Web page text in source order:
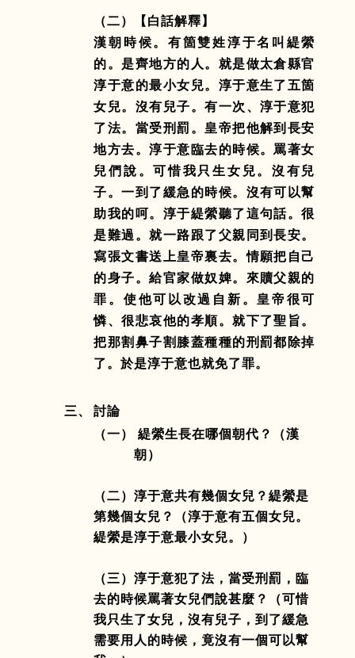
（二）【白話解釋】
漢朝時候。有箇雙姓淳于名叫緹縈
的。是齊地方的人。就是做太倉縣官
淳于意的最小女兒。淳于意生了五箇
女兒。沒有兒子。有一次、淳于意犯
了法。當受刑罰。皇帝把他解到長安
地方去。淳于意臨去的時候。罵著女
兒們說。可惜我只生女兒。沒有兒
子。一到了緩急的時候。沒有可以幫
助我的呵。淳于緹縈聽了這句話。很
是難過。就一路跟了父親同到長安。
寫張文書送上皇帝裏去。情願把自己
的身子。給官家做奴婢。來贖父親的
罪。使他可以改過自新。皇帝很可
憐、很悲哀他的孝順。就下了聖旨。
把那割鼻子割膝蓋種種的刑罰都除掉
了。於是淳于意也就免了罪。
三、
討論
（一）緹縈生長在哪個朝代？（漢
朝）
（二）淳于意共有幾個女兒？緹縈是
第幾個女兒？（淳于意有五個女兒。
緹縈是淳于意最小女兒。）
（三）淳于意犯了法，當受刑罰，臨
去的時候罵著女兒們說甚麼？（可惜
我只生了女兒，沒有兒子，到了緩急
需要用人的時候，竟沒有一個可以幫